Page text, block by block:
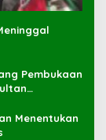
Pembukaan
Menentukan